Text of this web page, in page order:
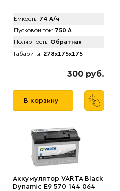
Емкость: 74 А/ч
Пусковой ток: 750 А
Полярность: Обратная
Габариты: 278x175x175
300 руб.
В корзину
Аккумулятор VARTA Black
Dynamic E9 570 144 064